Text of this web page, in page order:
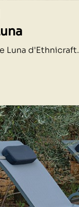
Luna d'Ethnicraft.